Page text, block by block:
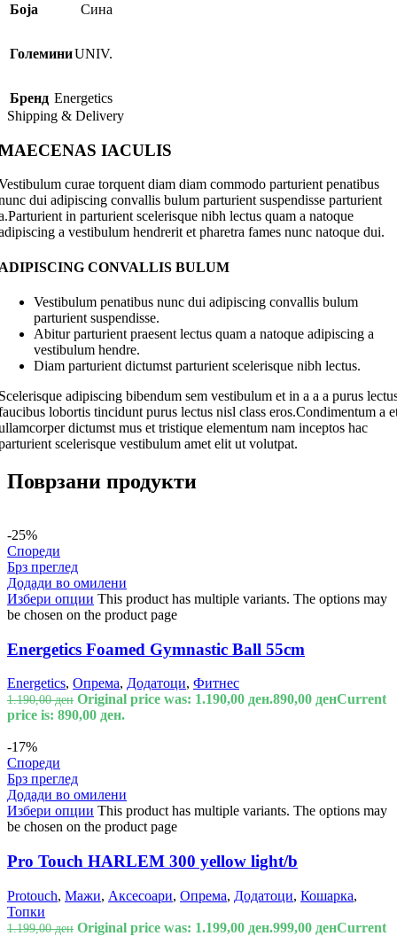
Боја
Сина
ГолеминиUNIV.
Бренд Energetics
Shipping & Delivery
IACULIS
curae torquent diam diam commodo parturient penatibus
dui adipiscing convallis bulum parturient suspendisse parturient
in parturient scelerisque nibh lectus quam a natoque
a vestibulum hendrerit et pharetra fames nunc natoque dui.
CONVALLIS BULUM
Vestibulum penatibus nunc dui adipiscing convallis bulum
parturient suspendisse.
Abitur parturient praesent lectus quam a natoque adipiscing a
vestibulum hendre.
Diam parturient dictumst parturient scelerisque nibh lectus.
adipiscing bibendum sem vestibulum et in a a a purus
lobortis tincidunt purus lectus nisl class eros.Condimentum a
dictumst mus et tristique elementum nam inceptos hac
scelerisque vestibulum amet elit ut volutpat.
Поврзани продукти
-25%
Спореди
Брз преглед
Додади во омилени
Избери опции This product has multiple variants. The options may
be chosen on the product page
Energetics Foamed Gymnastic Ball 55cm
Energetics, Опрема, Додатоци, Фитнес
1.190,00ден Original price was: 1.190,00 ден.890,00 денCurrent
price is: 890,00 ден.
-17%
Спореди
Брз преглед
Додади во омилени
Избери опции This product has multiple variants. The options may
be chosen on the product page
Pro Touch HARLEM 300 yellow light/b
Protouch, Мажи, Аксесоари, Опрема, Додатоци, Кошарка,
Топки
1.199,00ден Original price was: 1.199,00 ден.999,00 денCurrent